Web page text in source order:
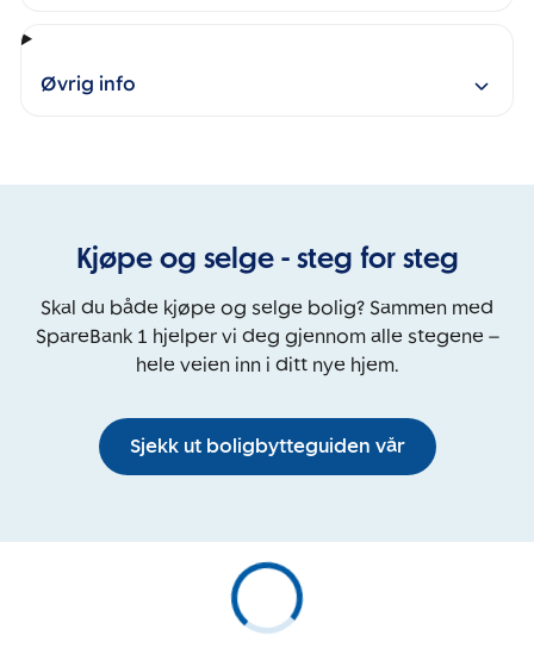
Øvrig info
Kjøpe og selge - steg for steg
Skal du både kjøpe og selge bolig? Sammen med
SpareBank 1 hjelper vi deg gjennom alle stegene –
hele veien inn i ditt nye hjem.
Sjekk ut boligbytteguiden vår